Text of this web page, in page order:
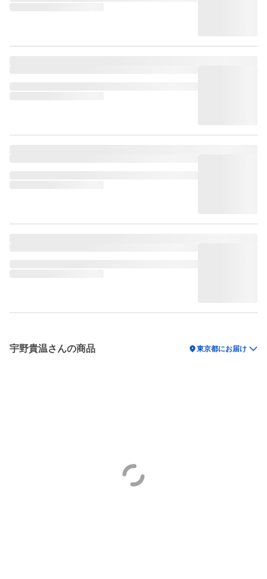
宇野貴温さんの商品 location_on東京都にお届け